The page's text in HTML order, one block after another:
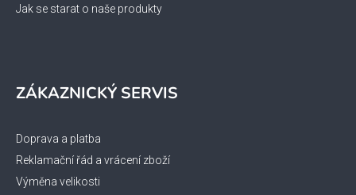
Jak se starat o naše produkty
ZÁKAZNICKÝ SERVIS
Doprava a platba
Reklamační řád a vrácení zboží
Výměna velikosti